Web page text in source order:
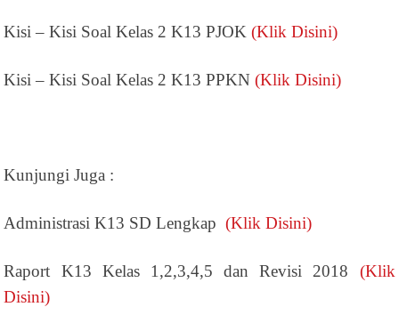
Kisi – Kisi Soal Kelas 2 K13 PJOK (Klik Disini)
Kisi – Kisi Soal Kelas 2 K13 PPKN (Klik Disini)
Kunjungi Juga :
Administrasi K13 SD Lengkap(Klik Disini)
Raport K13 Kelas 1,2,3,4,5 dan Revisi 2018 (Klik
Disini)